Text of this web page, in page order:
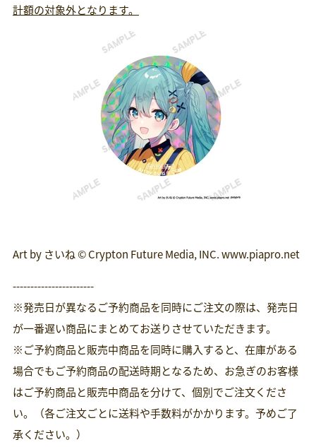
計額の対象外となります。
Art by さいね © Crypton Future Media, INC. www.piapro.net
-----------------------
※発売日が異なるご予約商品を同時にご注文の際は、発売日
が一番遅い商品にまとめてお送りさせていただきます。
※ご予約商品と販売中商品を同時に購入すると、在庫がある
場合でもご予約商品の配送時期となるため、お急ぎのお客様
はご予約商品と販売中商品を分けて、個別でご注文くださ
い。（各ご注文ごとに送料や手数料がかかります。予めご了
承ください。）